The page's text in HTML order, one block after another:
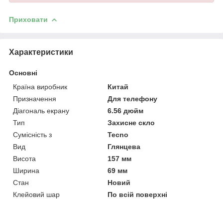
Приховати
Характеристики
Основні
Країна виробник
Китай
Призначення
Для телефону
Діагональ екрану
6.56 дюйм
Тип
Захисне скло
Сумісність з
Tecno
Вид
Глянцева
Висота
157 мм
Ширина
69 мм
Стан
Новий
Клейовий шар
По всій поверхні